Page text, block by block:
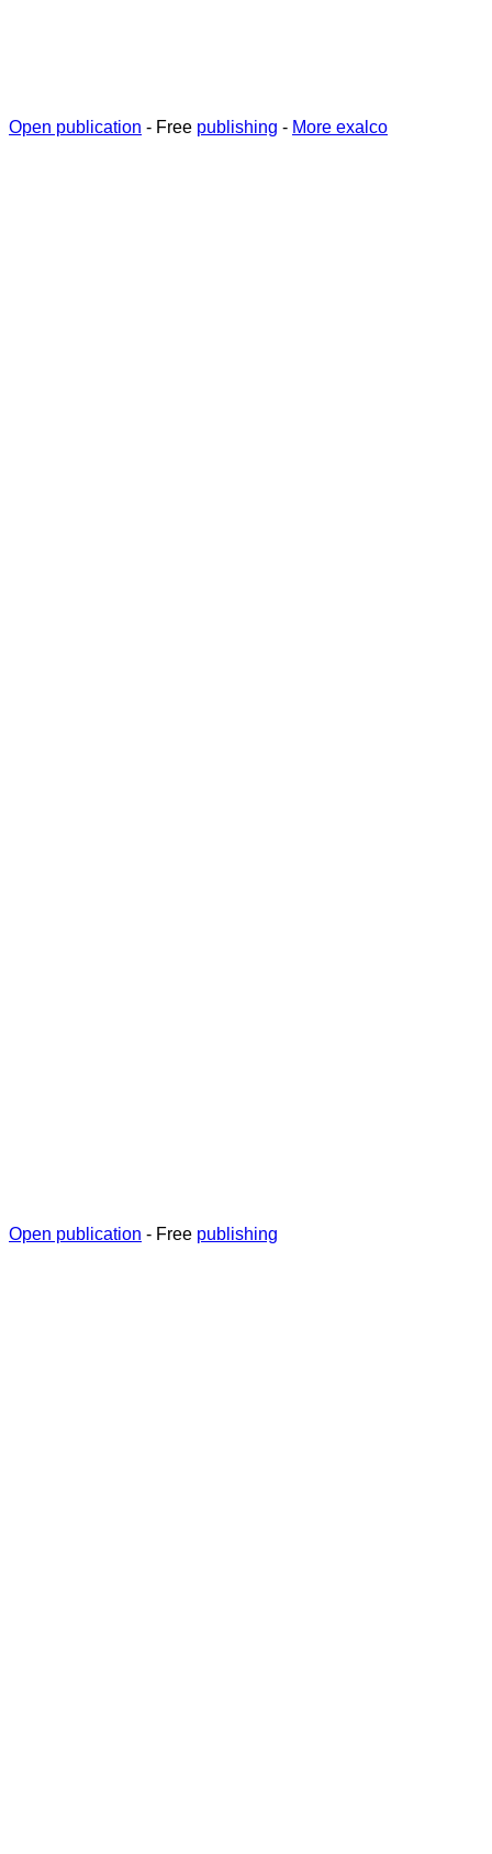
Open publication - Free publishing - More exalco
Open publication - Free publishing